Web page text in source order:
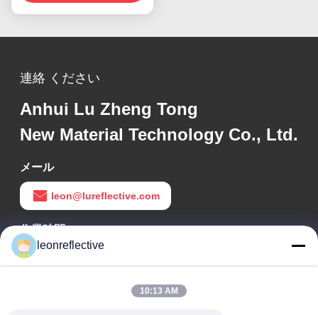
連絡 ください
Anhui Lu Zheng Tong
New Material Technology Co., Ltd.
メール
leon@lureflective.com
作業時間
9:00-18:00
leonreflective
10:13 AM